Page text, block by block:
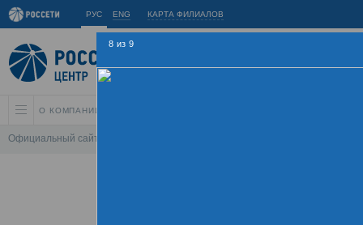
РУС ENG КАРТА ФИЛИАЛОВ
О КОМПАНИИ
Официальный сайт
8 из 9